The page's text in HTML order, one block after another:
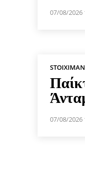
07/08/2026
07/08/2026